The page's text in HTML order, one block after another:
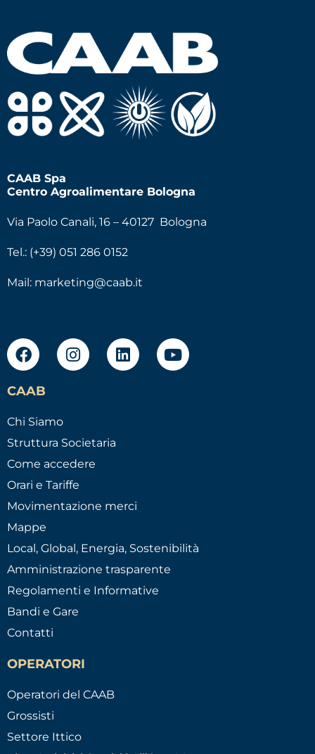
CAAB Spa
Centro Agroalimentare Bologna
Via Paolo Canali, 16 – 40127 Bologna
Tel.: (+39) 051 286 0152
Mail: marketing@caab.it
CAAB
Chi Siamo
Struttura Societaria
Come accedere
Orari e Tariffe
Movimentazione merci
Mappe
Local, Global, Energia, Sostenibilità
Amministrazione trasparente
Regolamenti e Informative
Bandi e Gare
Contatti
OPERATORI
Operatori del CAAB
Grossisti
Settore Ittico